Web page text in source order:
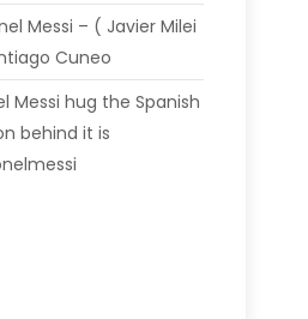
Messi – ( Javier Milei
Cuneo
Messi hug the Spanish
behind it is